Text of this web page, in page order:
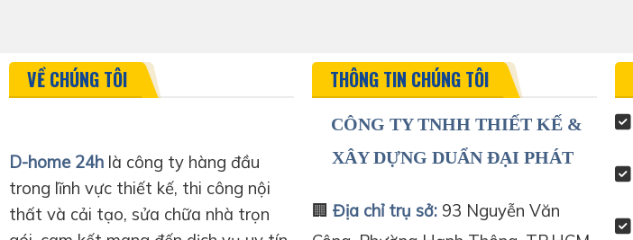
VỀ CHÚNG TÔI
D-home 24h là công ty hàng đầu
trong lĩnh vực thiết kế, thi công nội
thất và cải tạo, sửa chữa nhà trọn
THÔNG TIN CHÚNG TÔI
CÔNG TY TNHH THIẾT KẾ &
XÂY DỰNG DUẨN ĐẠI PHÁT
🏢 Địa chỉ trụ sở: 93 Nguyễn Văn